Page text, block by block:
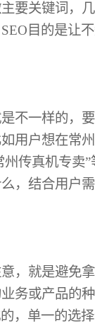
要关键词，
目的是让
不一样的，
用户想在常
传真机专卖
，结合用户
，就是避免
务或产品的
，单一的选